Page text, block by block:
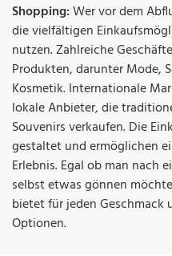
Shopping:Wer vor dem
die vielfältigen
nutzen. Zahlreiche
Produkten, darunter Mode,
Kosmetik. Internationale
lokale Anbieter, die
Souvenirs verkaufen. Die
gestaltet und ermöglichen
Erlebnis. Egal ob man nach
selbst etwas gönnen
bietet für jeden Geschmack
Optionen.